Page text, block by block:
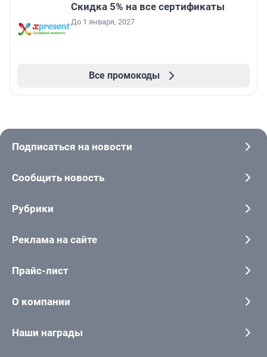
Скидка 5% на все сертификаты
До 1 января, 2027
Все промокоды
Подписаться на новости
Сообщить новость
Рубрики
Реклама на сайте
Прайс-лист
О компании
Наши награды